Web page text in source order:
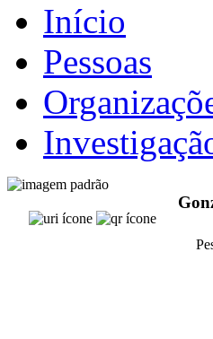
Início
Pessoas